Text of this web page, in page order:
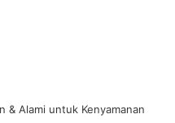
& Alami untuk Kenyamanan